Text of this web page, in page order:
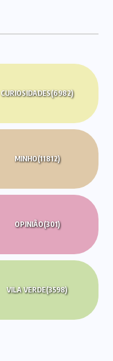
CURIOSIDADES(6982)
MINHO(11812)
OPINIÃO(301)
VILA VERDE(3598)